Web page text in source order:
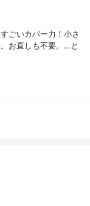
ごいカバー力！小さ
お直しも不要。…と